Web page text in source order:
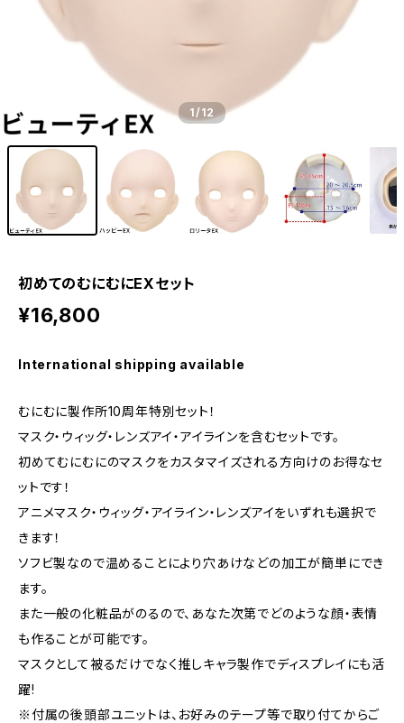
1/12
初めてのむにむにEXセット
¥16,800
International shipping available
むにむに製作所10周年特別セット！
マスク・ウィッグ・レンズアイ・アイラインを含むセットです。
初めてむにむにのマスクをカスタマイズされる方向けのお得なセ
ットです！
アニメマスク・ウィッグ・アイライン・レンズアイをいずれも選択で
きます！
ソフビ製なので温めることにより穴あけなどの加工が簡単にでき
ます。
また一般の化粧品がのるので、あなた次第でどのような顔・表情
も作ることが可能です。
マスクとして被るだけでなく推しキャラ製作でディスプレイにも活
躍!
※付属の後頭部ユニットは、お好みのテープ等で取り付てからご